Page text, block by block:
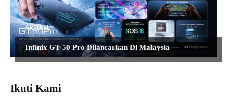
ARTIKEL
Infinix GT 50 Pro Dilancarkan Di Malaysia
Ikuti Kami